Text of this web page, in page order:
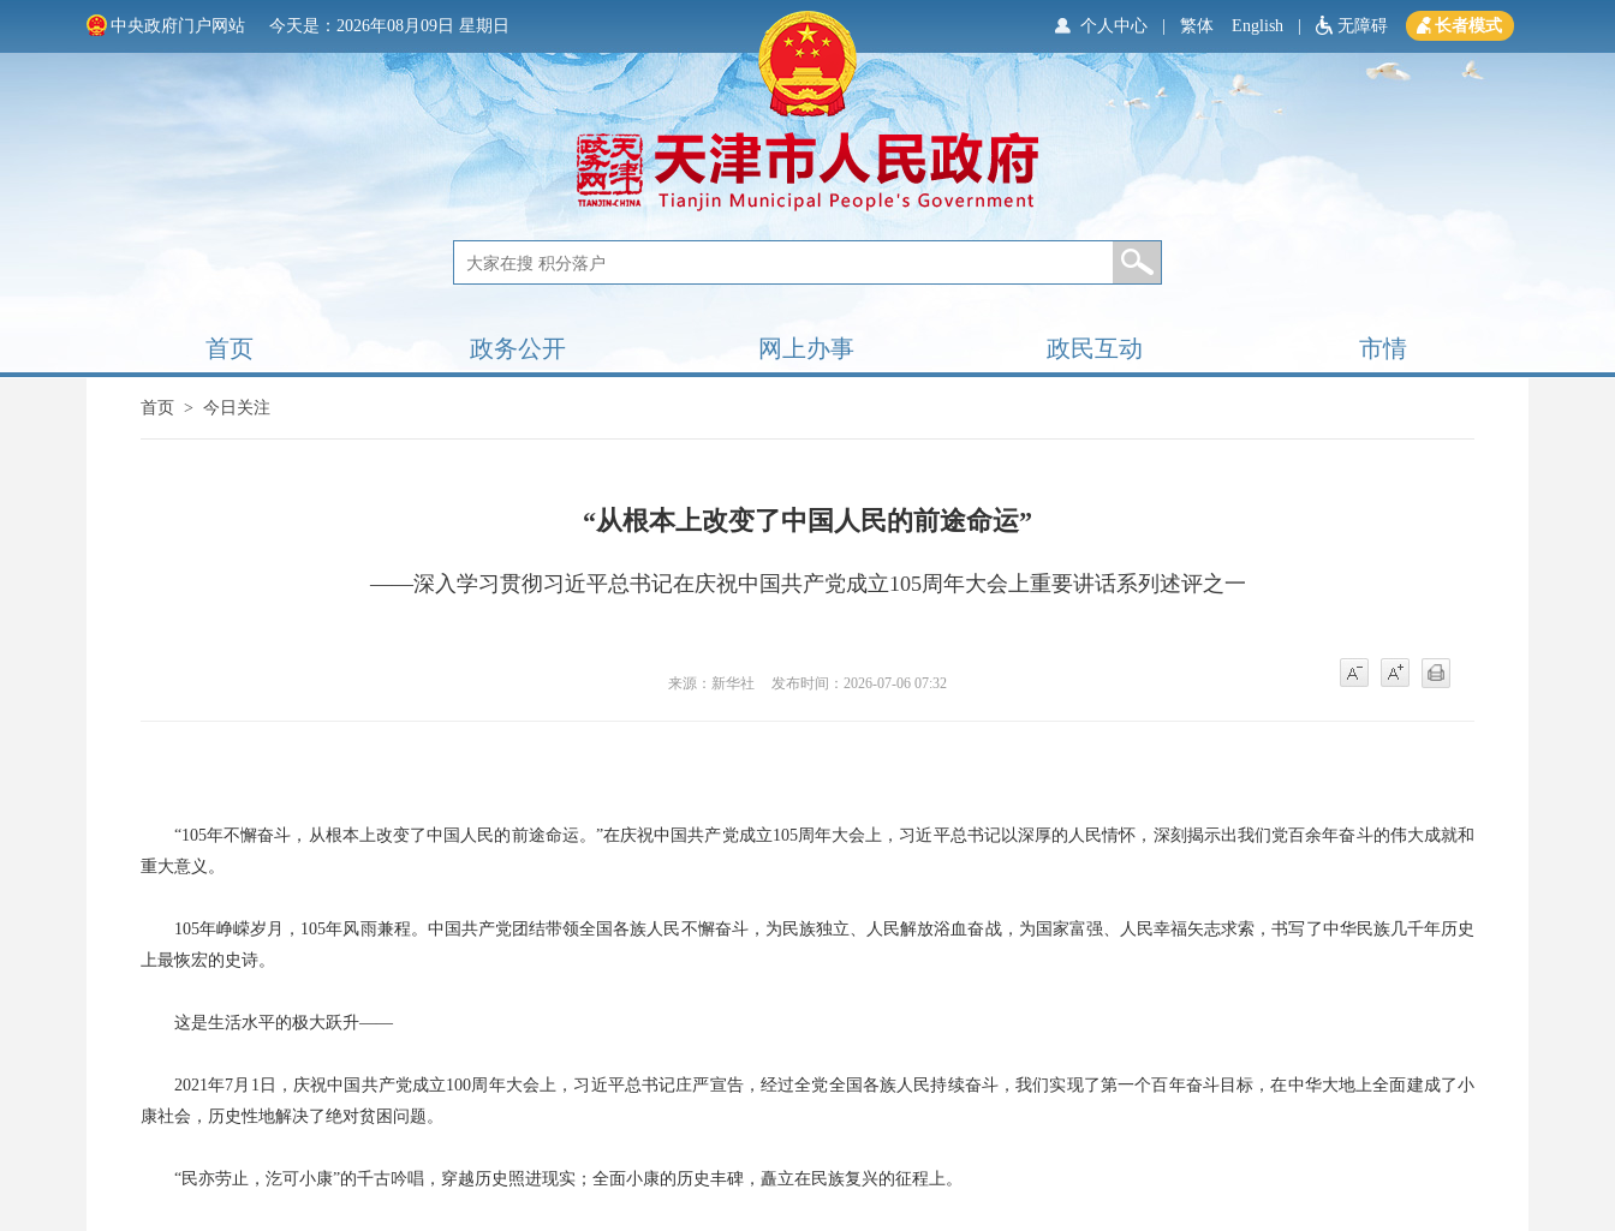
中央政府门户网站 今天是：2026年08月09日 星期日 无障碍 长者模式
繁体 English
个人中心
首页 政务公开 网上办事 政民互动 市情
首页 > 今日关注
“从根本上改变了中国人民的前途命运”
——深入学习贯彻习近平总书记在庆祝中国共产党成立105周年大会上重要讲话系列述评之一
来源：新华社 发布时间：2026-07-06 07:32
“105年不懈奋斗，从根本上改变了中国人民的前途命运。”在庆祝中国共产党成立105周年大会上，习近平总书记以深厚的人民情怀，深刻揭示出我们党百余年奋斗的伟大成就和
重大意义。
105年峥嵘岁月，105年风雨兼程。中国共产党团结带领全国各族人民不懈奋斗，为民族独立、人民解放浴血奋战，为国家富强、人民幸福矢志求索，书写了中华民族几千年历史
上最恢宏的史诗。
这是生活水平的极大跃升——
2021年7月1日，庆祝中国共产党成立100周年大会上，习近平总书记庄严宣告，经过全党全国各族人民持续奋斗，我们实现了第一个百年奋斗目标，在中华大地上全面建成了小
康社会，历史性地解决了绝对贫困问题。
“民亦劳止，汔可小康”的千古吟唱，穿越历史照进现实；全面小康的历史丰碑，矗立在民族复兴的征程上。